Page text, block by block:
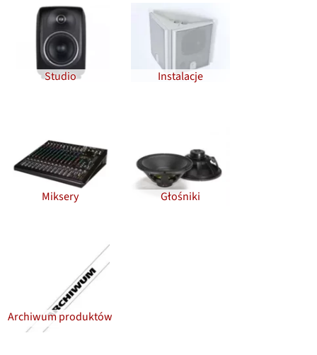
Studio Instalacje
Miksery Głośniki
Archiwum produktów